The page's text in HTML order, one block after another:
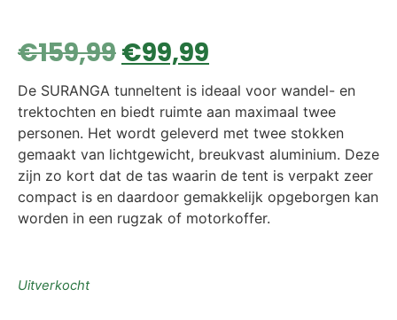
€159,99€99,99
De SURANGA tunneltent is ideaal voor wandel- en
trektochten en biedt ruimte aan maximaal twee
personen. Het wordt geleverd met twee stokken
gemaakt van lichtgewicht, breukvast aluminium. Deze
zijn zo kort dat de tas waarin de tent is verpakt zeer
compact is en daardoor gemakkelijk opgeborgen kan
worden in een rugzak of motorkoffer.
Uitverkocht